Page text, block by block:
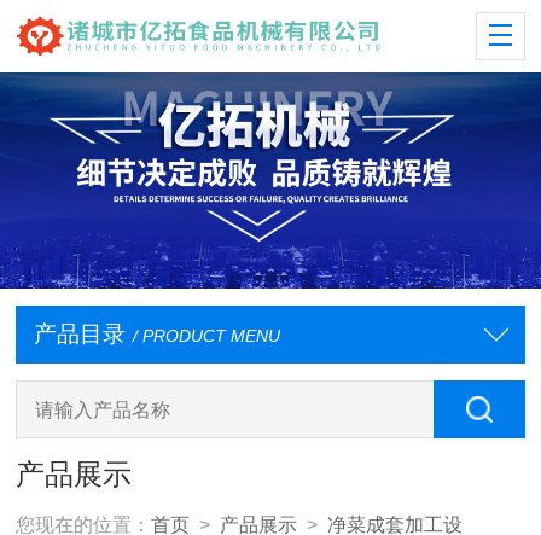
产品目录 / PRODUCT MENU
产品展示
您现在的位置：首页 > 产品展示 > 净菜成套加工设